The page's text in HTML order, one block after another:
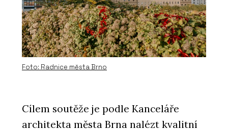
Obývací pokoj z hlíny. Hliněné omítky
jsou útulné a dají se snadno
recyklovat
Foto: Radnice města Brno
Cílem soutěže je podle Kanceláře
architekta města Brna nalézt kvalitní